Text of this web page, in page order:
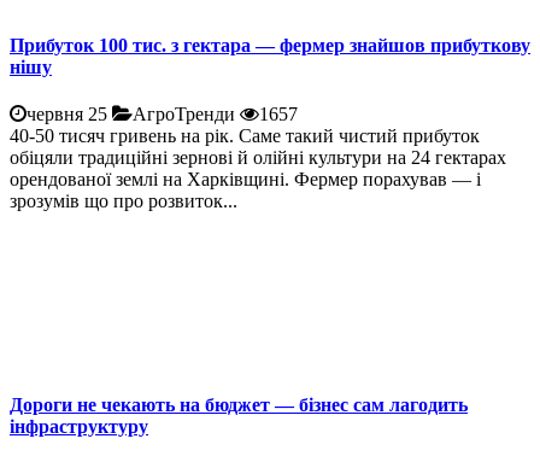
Прибуток 100 тис. з гектара — фермер знайшов прибуткову
нішу
червня 25 АгроТренди
1657
40-50 тисяч гривень на рік. Саме такий чистий прибуток
обіцяли традиційні зернові й олійні культури на 24 гектарах
орендованої землі на Харківщині. Фермер порахував — і
зрозумів що про розвиток...
Дороги не чекають на бюджет — бізнес сам лагодить
інфраструктуру